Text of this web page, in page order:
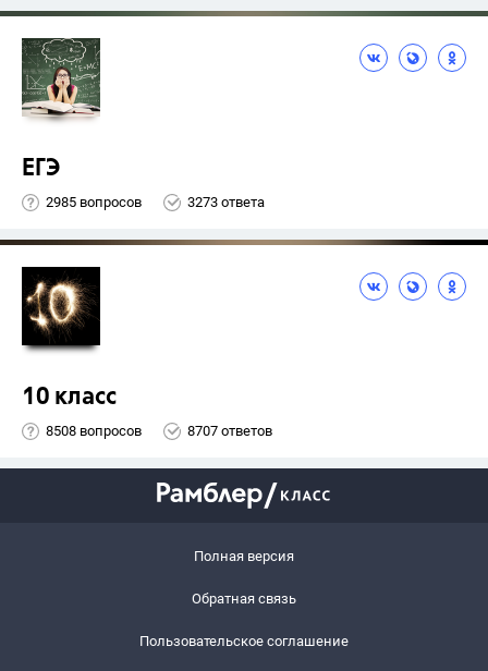
ЕГЭ
2985 вопросов 3273 ответа
10 класс
8508 вопросов 8707 ответов
Полная версия
Обратная связь
Пользовательское соглашение